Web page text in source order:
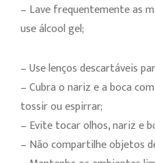
– Lave frequentemente as
use álcool gel;
– Use lenços descartáveis
– Cubra o nariz e a boca
tossir ou espirrar;
– Evite tocar olhos, nariz e
– Não compartilhe objetos